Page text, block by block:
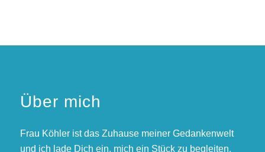
Über mich
Frau Köhler ist das Zuhause meiner Gedankenwelt
und ich lade Dich ein, mich ein Stück zu begleiten.